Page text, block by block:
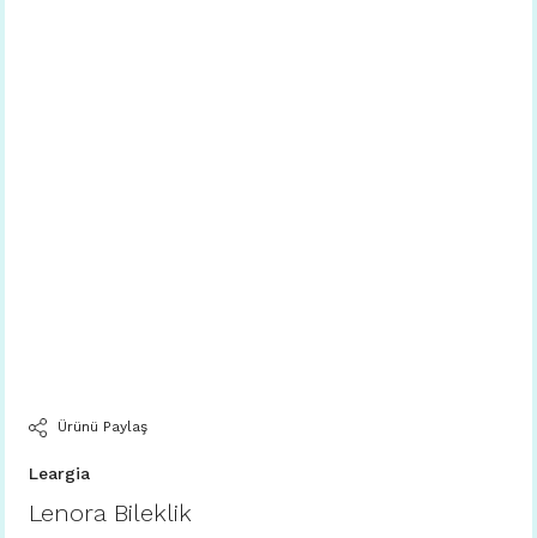
Ürünü Paylaş
Leargia
Lenora Bileklik